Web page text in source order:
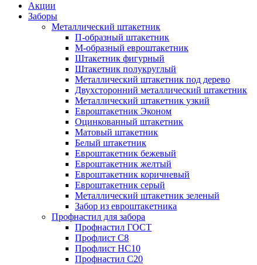
Акции
Заборы
Металлический штакетник
П-образный штакетник
М-образный евроштакетник
Штакетник фигурный
Штакетник полукруглый
Металлический штакетник под дерево
Двухсторонний металлический штакетник
Металлический штакетник узкий
Евроштакетник Эконом
Оцинкованный штакетник
Матовый штакетник
Белый штакетник
Евроштакетник бежевый
Евроштакетник желтый
Евроштакетник коричневый
Евроштакетник серый
Металлический штакетник зеленый
Забор из евроштакетника
Профнастил для забора
Профнастил ГОСТ
Профлист С8
Профлист НС10
Профнастил С20